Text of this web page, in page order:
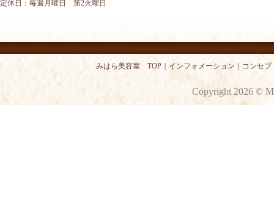
定休日：毎週月曜日 第2火曜日
みはら美容室 TOP インフォメーション コンセプ
Copyright 2026 ©